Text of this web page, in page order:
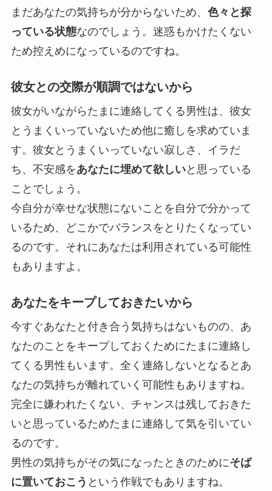
まだあなたの気持ちが分からないため、 色々と探
っている状態なのでしょう。迷惑もかけたくない
ため控えめになっているのですね。
彼女との交際が順調ではないから
彼女がいながらたまに連絡してくる男性は、彼女
とうまくいっていないため他に癒しを求めていま
す。彼女とうまくいっていない寂しさ、イラだ
ち、不安感をあなたに埋めて欲しいと思っている
ことでしょう。
今自分が幸せな状態にないことを自分で分かって
いるため、どこかでバランスをとりたくなってい
るのです。 それにあなたは利用されている可能性
もありますよ 。
あなたをキープしておきたいから
今すぐあなたと付き合う気持ちはないものの、あ
なたのことをキープしておくためにたまに連絡し
てくる男性もいます。全く連絡しないとなるとあ
なたの気持ちが離れていく可能性もありますね。
完全に嫌われたくない、チャンスは残しておきた
い と思っているためたまに連絡して気を引いてい
るのです。
男性の気持ちがその気になったときのためにそば
に置いておこう という作戦でもありますね。